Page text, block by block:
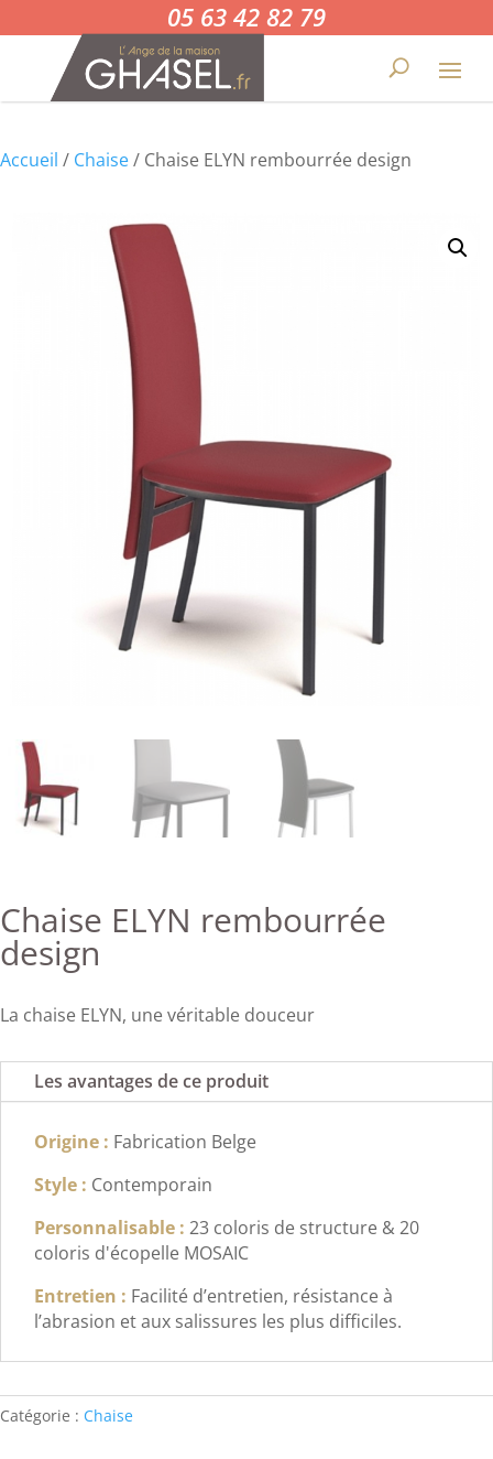
05 63 42 82 79
Accueil / Chaise/ Chaise ELYN rembourrée design
Chaise ELYN rembourrée
design
La chaise ELYN, une véritable douceur
Les avantages de ce produit
Origine : Fabrication Belge
Style : Contemporain
Personnalisable : 23 coloris de structure & 20
coloris d'écopelle MOSAIC
Entretien : Facilité d’entretien, résistance à
l’abrasion et aux salissures les plus difficiles.
Catégorie : Chaise